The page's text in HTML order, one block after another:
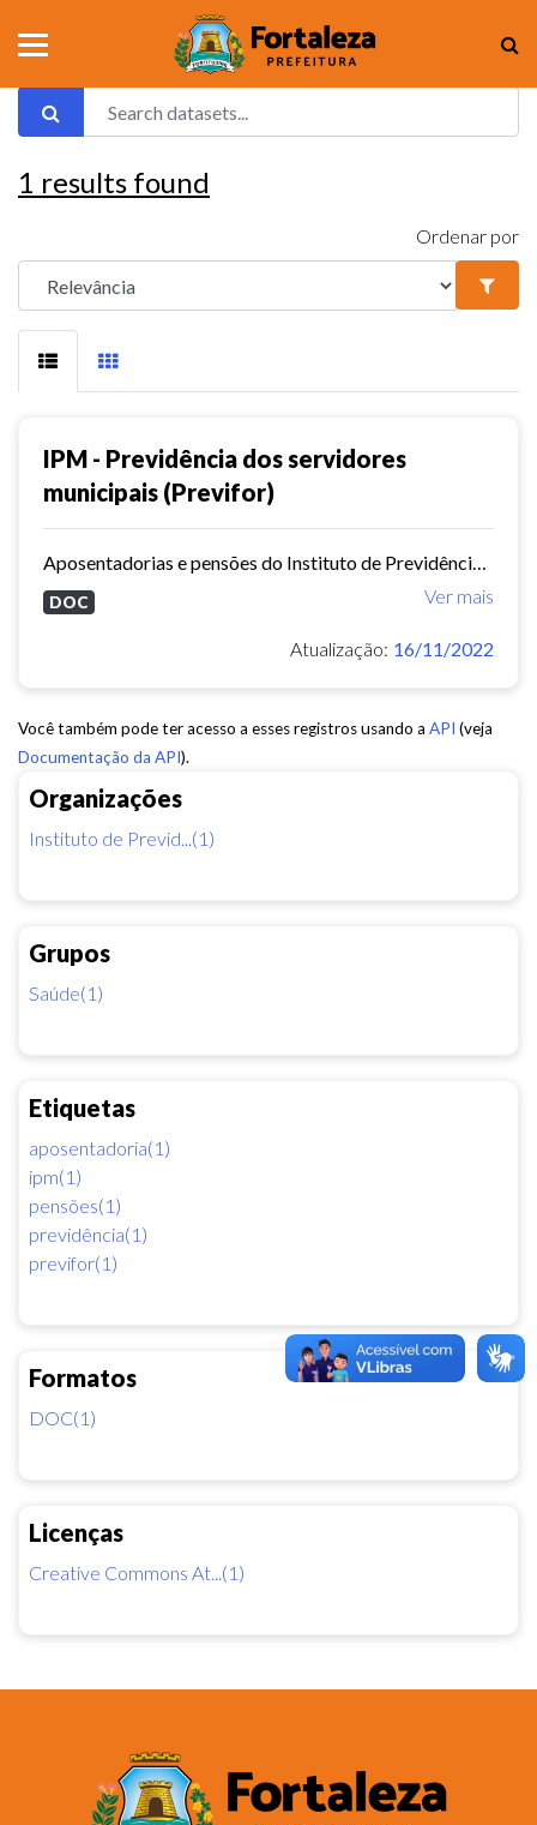
Organizações
Instituto de Previd...(1)
Grupos
Saúde(1)
Etiquetas
aposentadoria(1)
ipm(1)
pensões(1)
previdência(1)
previfor(1)
Formatos
DOC(1)
Licenças
Creative Commons At...(1)
1 results found
Ordenar por
IPM - Previdência dos servidores
municipais (Previfor)
Ver mais
DOC
Atualização: 16/11/2022
Você também pode ter acesso a esses registros usando a API (veja
Documentação da API).